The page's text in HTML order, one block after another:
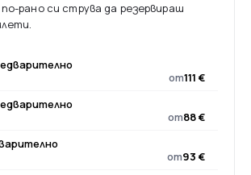
по-рано си струва да резервираш
от111 €
от88 €
от93 €